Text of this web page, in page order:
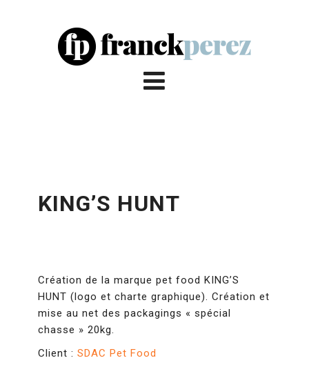
KING’S HUNT
Création de la marque pet food KING’S
HUNT (logo et charte graphique). Création et
mise au net des packagings « spécial
chasse » 20kg.
Client : SDAC Pet Food